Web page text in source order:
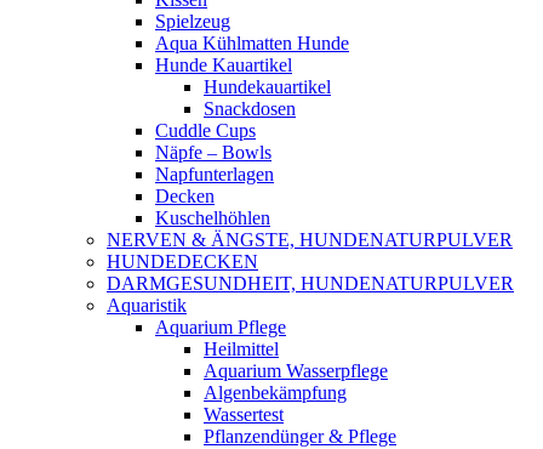
Spielzeug
Aqua Kühlmatten Hunde
Hunde Kauartikel
Hundekauartikel
Snackdosen
Cuddle Cups
Näpfe – Bowls
Napfunterlagen
Decken
Kuschelhöhlen
NERVEN & ÄNGSTE, HUNDENATURPULVER
HUNDEDECKEN
DARMGESUNDHEIT, HUNDENATURPULVER
Aquaristik
Aquarium Pflege
Heilmittel
Aquarium Wasserpflege
Algenbekämpfung
Wassertest
Pflanzendünger & Pflege